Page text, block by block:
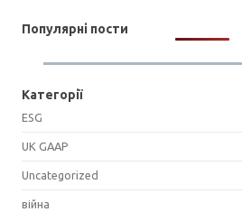
Популярні пости
Категорії
ESG
UK GAAP
Uncategorized
війна